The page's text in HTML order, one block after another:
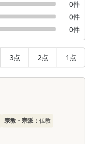
0件
0件
0件
3点 2点 1 点
宗教・宗派： 仏教